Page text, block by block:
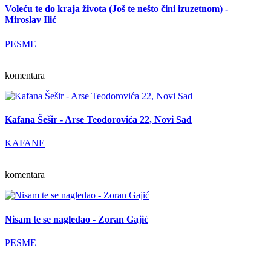
Voleću te do kraja života (Još te nešto čini izuzetnom) -
Miroslav Ilić
PESME
komentara
Kafana Šešir - Arse Teodorovića 22, Novi Sad
KAFANE
komentara
Nisam te se nagledao - Zoran Gajić
PESME